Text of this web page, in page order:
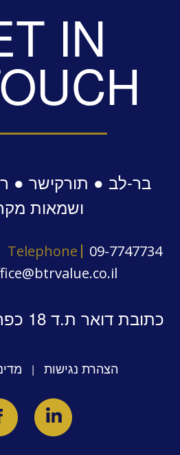
IN
בר-לב ● תורקישר ●
ושמאות
Telephone
09-7747734
כתובת דואר ת.ד 18 כפר חיים, 4294500
הצהרת נגישות |